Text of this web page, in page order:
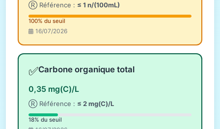
Ⓡ Référence : ≤ 1 n/(100mL)
100% du seuil
16/07/2026
✅Carbone organique total
0,35 mg(C)/L
Ⓡ Référence : ≤ 2 mg(C)/L
18% du seuil